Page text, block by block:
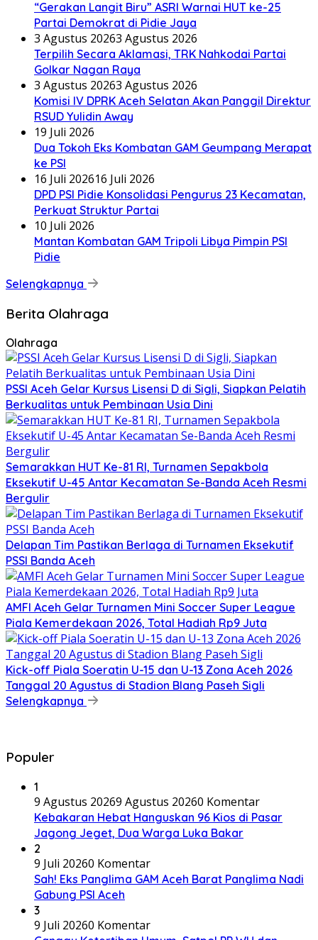
“Gerakan Langit Biru” ASRI Warnai HUT ke-25
Partai Demokrat di Pidie Jaya
3 Agustus 20263 Agustus 2026
Terpilih Secara Aklamasi, TRK Nahkodai Partai
Golkar Nagan Raya
3 Agustus 20263 Agustus 2026
Komisi IV DPRK Aceh Selatan Akan Panggil Direktur
RSUD Yulidin Away
19 Juli 2026
Dua Tokoh Eks Kombatan GAM Geumpang Merapat
ke PSI
16 Juli 202616 Juli 2026
DPD PSI Pidie Konsolidasi Pengurus 23 Kecamatan,
Perkuat Struktur Partai
10 Juli 2026
Mantan Kombatan GAM Tripoli Libya Pimpin PSI
Pidie
Selengkapnya
Berita Olahraga
Olahraga
PSSI Aceh Gelar Kursus Lisensi D di Sigli, Siapkan Pelatih
Berkualitas untuk Pembinaan Usia Dini
Semarakkan HUT Ke-81 RI, Turnamen Sepakbola
Eksekutif U-45 Antar Kecamatan Se-Banda Aceh Resmi
Bergulir
Delapan Tim Pastikan Berlaga di Turnamen Eksekutif
PSSI Banda Aceh
AMFI Aceh Gelar Turnamen Mini Soccer Super League
Piala Kemerdekaan 2026, Total Hadiah Rp9 Juta
Kick-off Piala Soeratin U-15 dan U-13 Zona Aceh 2026
Tanggal 20 Agustus di Stadion Blang Paseh Sigli
Selengkapnya
Populer
1
9 Agustus 20269 Agustus 20260 Komentar
Kebakaran Hebat Hanguskan 96 Kios di Pasar
Jagong Jeget, Dua Warga Luka Bakar
2
9 Juli 20260 Komentar
Sah! Eks Panglima GAM Aceh Barat Panglima Nadi
Gabung PSI Aceh
3
9 Juli 20260 Komentar